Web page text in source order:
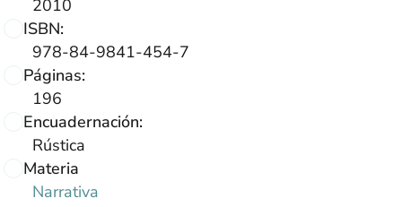
2010
ISBN:
978-84-9841-454-7
Páginas:
196
Encuadernación:
Rústica
Materia
Narrativa